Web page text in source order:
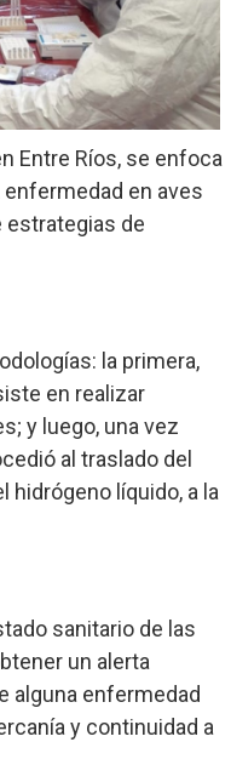
Entre Ríos, se enfoca
en aves
estrategias de
la primera,
en realizar
y luego, una vez
al traslado del
hidrógeno líquido, a la
sanitario de las
un alerta
alguna enfermedad
y continuidad a